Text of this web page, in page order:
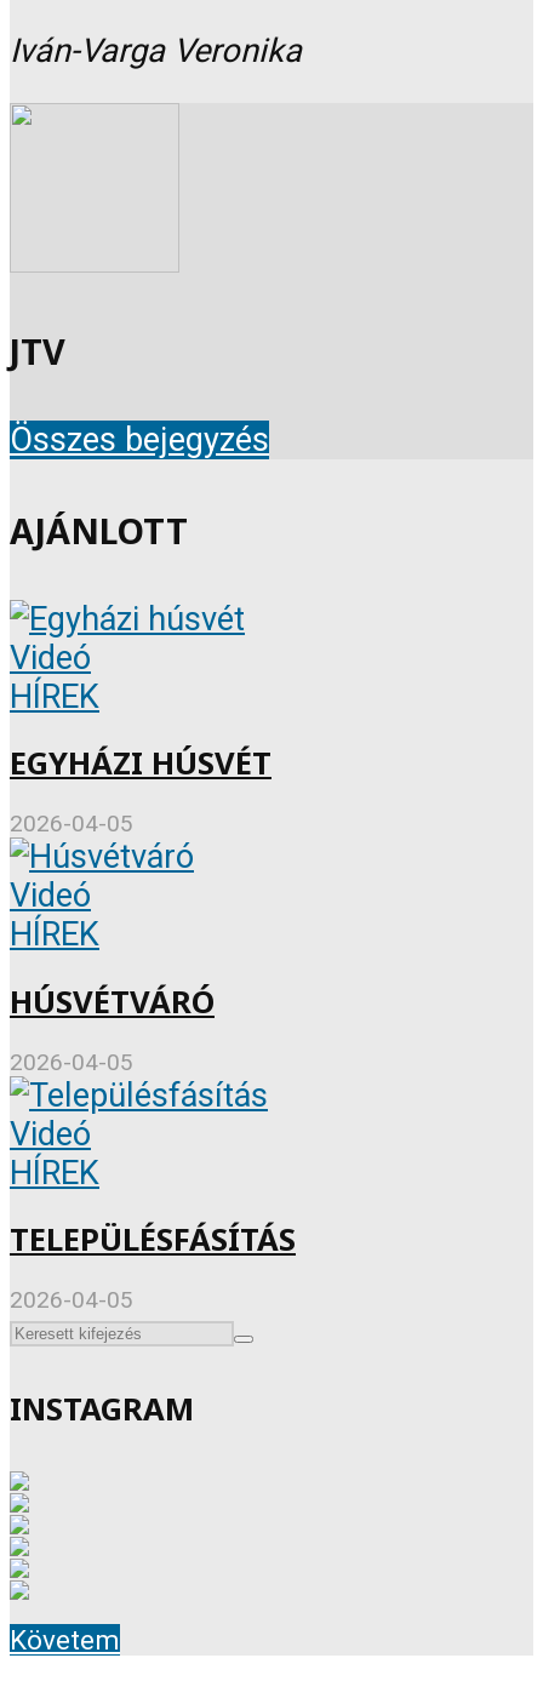
Iván-Varga Veronika
JTV
Összes bejegyzés
AJÁNLOTT
Videó
HÍREK
EGYHÁZI HÚSVÉT
2026-04-05
Videó
HÍREK
HÚSVÉTVÁRÓ
2026-04-05
Videó
HÍREK
TELEPÜLÉSFÁSÍTÁS
2026-04-05
INSTAGRAM
Követem